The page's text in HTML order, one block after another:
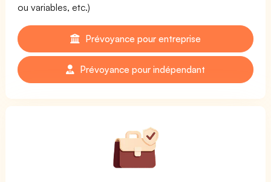
ou variables, etc.)
Prévoyance pour entreprise
Prévoyance pour indépendant